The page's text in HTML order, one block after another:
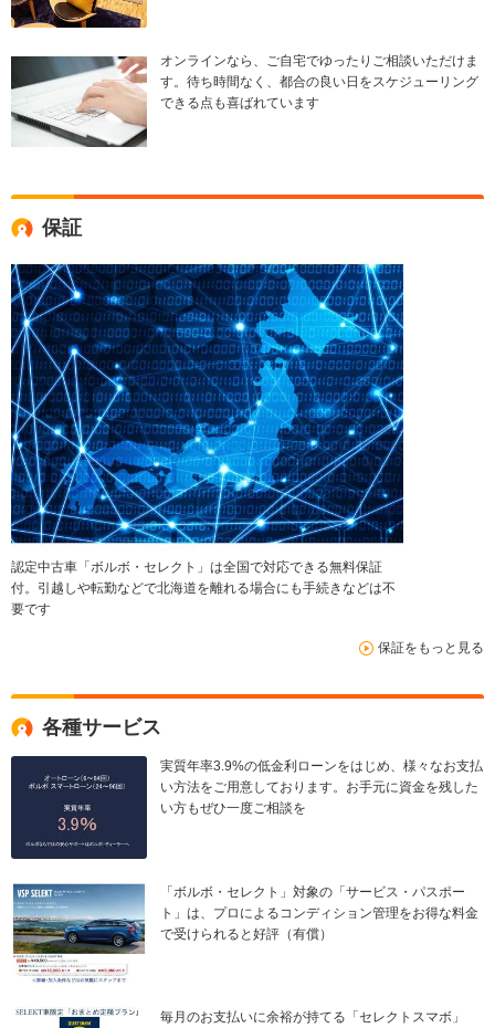
オンラインなら、ご自宅でゆったりご相談いただけま
す。待ち時間なく、都合の良い日をスケジューリング
できる点も喜ばれています
保証
認定中古車「ボルボ・セレクト」は全国で対応できる無料保証
付。引越しや転勤などで北海道を離れる場合にも手続きなどは不
要です
保証をもっと見る
各種サービス
実質年率3.9%の低金利ローンをはじめ、様々なお支払
い方法をご用意しております。お手元に資金を残した
い方もぜひ一度ご相談を
「ボルボ・セレクト」対象の「サービス・パスポー
ト」は、プロによるコンディション管理をお得な料金
で受けられると好評（有償）
毎月のお支払いに余裕が持てる「セレクトスマボ」